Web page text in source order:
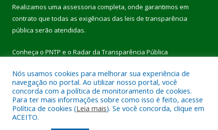
Realizamos uma assessoria completa, onde garantimos em
contrato que todas as exigências das leis de transparência
pública serão atendidas.
Conheça o PNTP e o Radar da Transparência Pública
Todos os direitos reservados a Prefeitura Municipal de Pau
D’Arco.
Nós usamos cookies para melhorar sua experiência de
navegação no portal. Ao utilizar nosso portal, você
concorda com a política de monitoramento de cookies.
Para ter mais informações sobre como isso é feito, acesse
Política de cookies (Leia mais). Se você concorda, clique em
ACEITO.